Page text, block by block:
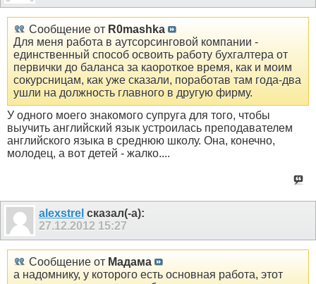
Сообщение от R0mashka
Для меня работа в аутсорсинговой компании -
единственный способ освоить работу бухгалтера от
первички до баланса за каороткое время, как и моим
сокурсницам, как уже сказали, поработав там года-два
ушли на должность главного в другую фирму.
У одного моего знакомого супруга для того, чтобы
выучить английский язык устроилась преподавателем
английского языка в среднюю школу. Она, конечно,
молодец, а вот детей - жалко....
alexstrel сказал(-а):
27.12.2012 15:27
Сообщение от Мадама
а надомнику, у которого есть основная работа, этот